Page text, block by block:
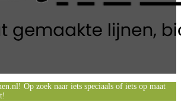
Op zoek naar iets speciaals of iets op maat